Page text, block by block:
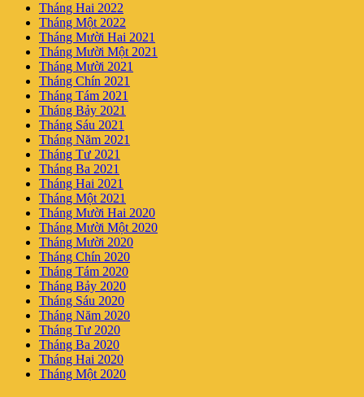
Tháng Hai 2022
Tháng Một 2022
Tháng Mười Hai 2021
Tháng Mười Một 2021
Tháng Mười 2021
Tháng Chín 2021
Tháng Tám 2021
Tháng Bảy 2021
Tháng Sáu 2021
Tháng Năm 2021
Tháng Tư 2021
Tháng Ba 2021
Tháng Hai 2021
Tháng Một 2021
Tháng Mười Hai 2020
Tháng Mười Một 2020
Tháng Mười 2020
Tháng Chín 2020
Tháng Tám 2020
Tháng Bảy 2020
Tháng Sáu 2020
Tháng Năm 2020
Tháng Tư 2020
Tháng Ba 2020
Tháng Hai 2020
Tháng Một 2020